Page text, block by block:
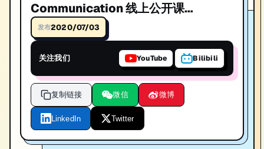
Communication 线上公开课
Week1（2020 S1）Introduction to
communication
发布2020/07/03
关注我们 YouTube Bilibili
复制链接 微信 微博
LinkedIn Twitter